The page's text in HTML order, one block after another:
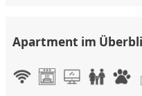
Apartment im